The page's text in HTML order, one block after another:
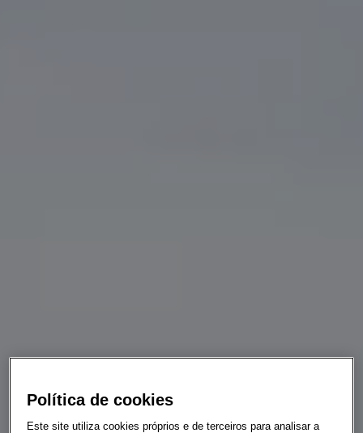
Política de cookies
Este site utiliza cookies próprios e de terceiros para analisar a